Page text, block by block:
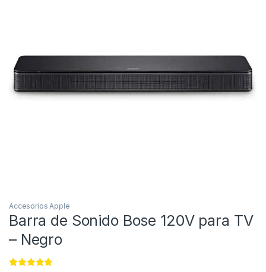
Accesorios Apple
Barra de Sonido Bose 120V para TV
– Negro